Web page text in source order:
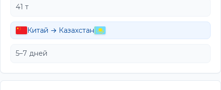
41 т
Китай → Казахстан
5–7 дней